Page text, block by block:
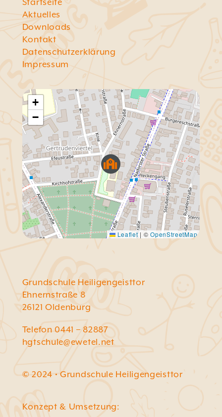
Aktuelles
Downloads
Kontakt
Datenschutzerklärung
Impressum
+
−
Leaflet | ©OpenStreetMap
Grundschule Heiligengeisttor
Ehnernstraße 8
26121 Oldenburg
Telefon 0441 – 82887
hgtschule@ewetel.net
© 2024 • Grundschule Heiligengeisttor
Konzept & Umsetzung: